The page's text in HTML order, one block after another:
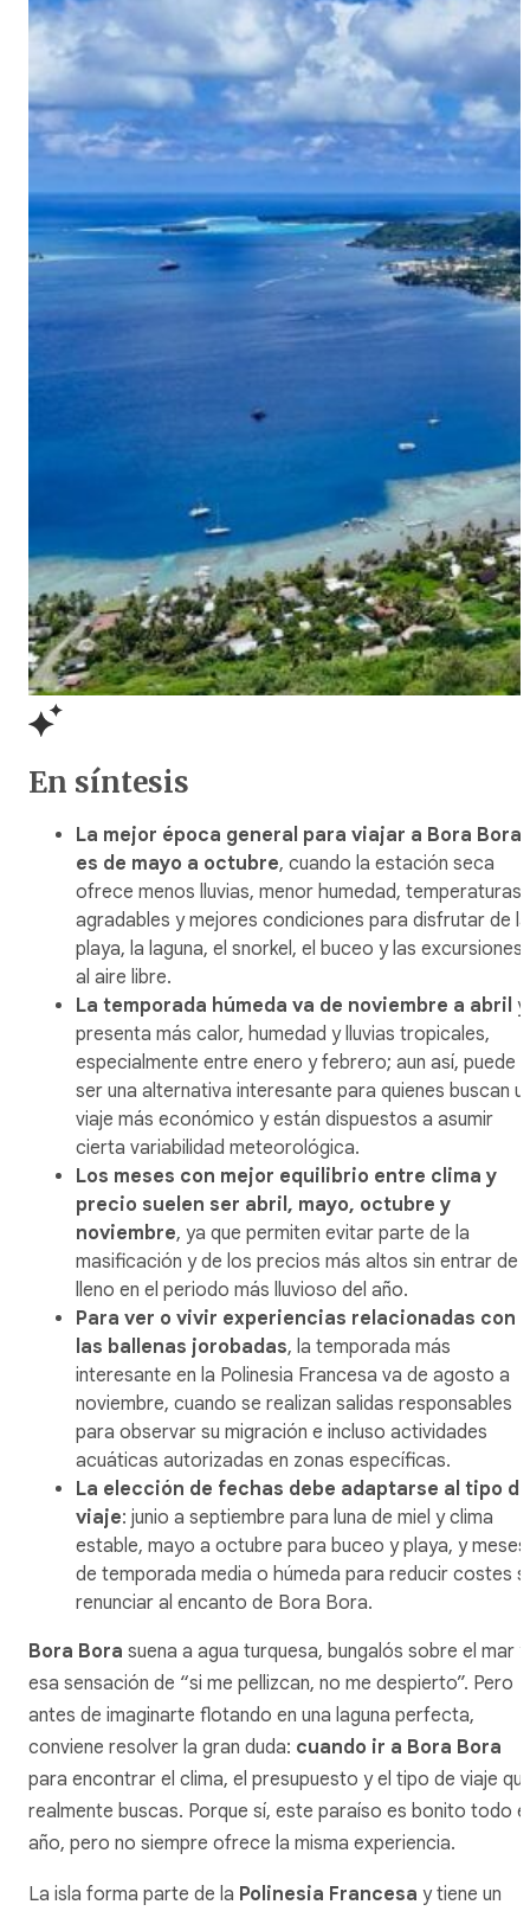
En síntesis
La mejor época general para viajar a Bora Bora
es de mayo a octubre, cuando la estación seca
ofrece menos lluvias, menor humedad, temperaturas
agradables y mejores condiciones para disfrutar de la
playa, la laguna, el snorkel, el buceo y las excursiones
al aire libre.
La temporada húmeda va de noviembre a abril y
presenta más calor, humedad y lluvias tropicales,
especialmente entre enero y febrero; aun así, puede
ser una alternativa interesante para quienes buscan
viaje más económico y están dispuestos a asumir
cierta variabilidad meteorológica.
Los meses con mejor equilibrio entre clima y
precio suelen ser abril, mayo, octubre y
noviembre, ya que permiten evitar parte de la
masificación y de los precios más altos sin entrar de
lleno en el periodo más lluvioso del año.
Para ver o vivir experiencias relacionadas con
las ballenas jorobadas, la temporada más
interesante en la Polinesia Francesa va de agosto a
noviembre, cuando se realizan salidas responsables
para observar su migración e incluso actividades
acuáticas autorizadas en zonas específicas.
La elección de fechas debe adaptarse al tipo de
viaje: junio a septiembre para luna de miel y clima
estable, mayo a octubre para buceo y playa, y meses
de temporada media o húmeda para reducir costes
renunciar al encanto de Bora Bora.
Bora Bora suena a agua turquesa, bungalós sobre el mar y
esa sensación de “si me pellizcan, no me despierto”. Pero
antes de imaginarte flotando en una laguna perfecta,
conviene resolver la gran duda: cuando ir a Bora Bora
para encontrar el clima, el presupuesto y el tipo de viaje
realmente buscas. Porque sí, este paraíso es bonito todo el
año, pero no siempre ofrece la misma experiencia.
La isla forma parte de la Polinesia Francesa y tiene un